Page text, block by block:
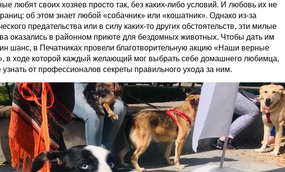
любят своих хозяев просто так, без каких-либо условий. И любовь их не
об этом знает любой «собачник» или «кошатник». Однако из-за
предательства или в силу каких-то других обстоятельств, эти милые
оказались в районном приюте для бездомных животных. Чтобы дать им
шанс, в Печатниках провели благотворительную акцию «Наши верные
в ходе которой каждый желающий мог выбрать себе домашнего любимца,
узнать от профессионалов секреты правильного ухода за ним.